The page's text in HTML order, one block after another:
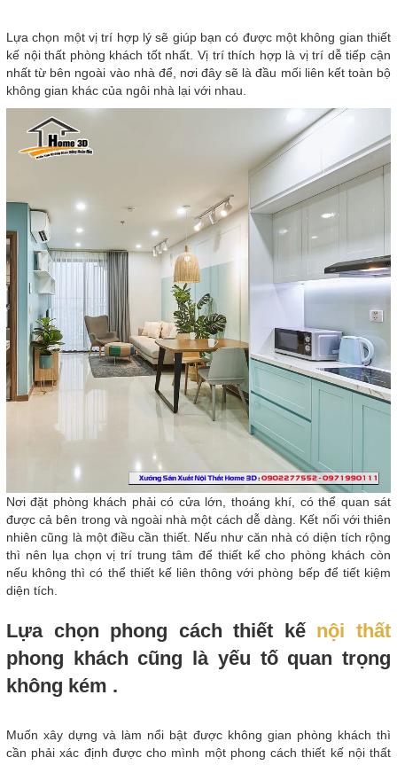
Lựa chọn một vị trí hợp lý sẽ giúp bạn có được một không gian thiết
kế nội thất phòng khách tốt nhất. Vị trí thích hợp là vị trí dễ tiếp cận
nhất từ bên ngoài vào nhà để, nơi đây sẽ là đầu mối liên kết toàn bộ
không gian khác của ngôi nhà lại với nhau.
Nơi đặt phòng khách phải có cửa lớn, thoáng khí, có thể quan sát
được cả bên trong và ngoài nhà một cách dễ dàng. Kết nối với thiên
nhiên cũng là một điều cần thiết. Nếu như căn nhà có diện tích rộng
thì nên lụa chọn vị trí trung tâm để thiết kế cho phòng khách còn
nếu không thì có thể thiết kế liên thông với phòng bếp để tiết kiệm
diện tích.
Lựa chọn phong cách thiết kế nội thất
phong khách cũng là yếu tố quan trọng
không kém .
Muốn xây dựng và làm nổi bật được không gian phòng khách thì
cần phải xác định được cho mình một phong cách thiết kế nội thất